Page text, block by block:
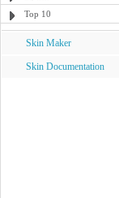
Top 10
Skin Maker
Skin Documentation